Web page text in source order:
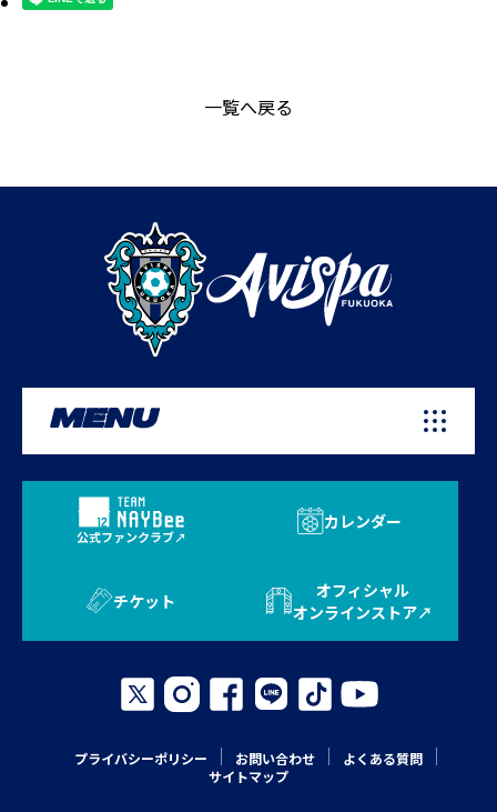
一覧へ戻る
MENU
公式ファンクラブ
カレンダー
チケット
オフィシャル
オンラインストア
プライバシーポリシー お問い合わせ
よくある質問
サイトマップ